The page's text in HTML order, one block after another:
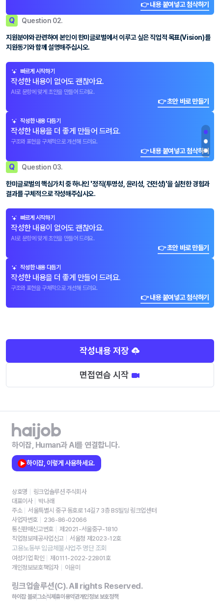
👉 내용 붙여넣고 첨삭하기
Q Question 02.
지원분야와 관련하여 본인이 한미글로벌에서 이루고 싶은 직업적 목표(Vision)를
지원동기와 함께 설명해주십시오.
빠르게 시작하기
작성한 내용이 없어도 괜찮아요.
AI로 문항에 맞게 초안을 만들어 드려요.
👉 초안 바로 만들기
작성한 내용 다듬기
작성한 내용을 더 좋게 만들어 드려요.
구조와 표현을 구체적으로 개선해 드려요.
👉 내용 붙여넣고 첨삭하기
Q Question 03.
한미글로벌의 핵심가치 중 하나인 '정직(투명성, 윤리성, 건전성)'을 실천한 경험과
결과를 구체적으로 작성해주십시오.
빠르게 시작하기
작성한 내용이 없어도 괜찮아요.
AI로 문항에 맞게 초안을 만들어 드려요.
👉 초안 바로 만들기
작성한 내용 다듬기
작성한 내용을 더 좋게 만들어 드려요.
구조와 표현을 구체적으로 개선해 드려요.
👉 내용 붙여넣고 첨삭하기
작성내용 저장
면접연습 시작
하이잡, Human과 AI를 연결합니다.
하이잡, 이렇게 사용하세요.
상호명
링크업솔루션 주식회사
대표이사
박나래
주소
서울특별시 중구 동호로 14길7 3층 BS빌딩 링크업센터
사업자번호
236-86-02066
통신판매신고번호
제2021-서울중구-1810
직업정보제공사업신고
서울청 제2023-12호
고용노동부 임금체불사업주 명단 조회
여성기업 확인
제0111-2022-22801호
개인정보보호책임자
이윤미
링크업솔루션(C). All rights Reserved.
하이잡 블로그소식제휴이용약관개인정보 보호정책